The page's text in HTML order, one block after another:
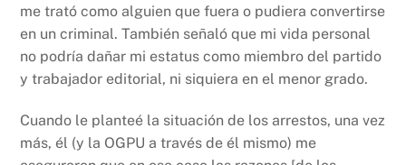
me trató como alguien que fuera o pudiera convertirse
en un criminal. También señaló que mi vida personal
no podría dañar mi estatus como miembro del partido
y trabajador editorial, ni siquiera en el menor grado.
Cuando le planteé la situación de los arrestos, una vez
más, él (y la OGPU a través de él mismo) me